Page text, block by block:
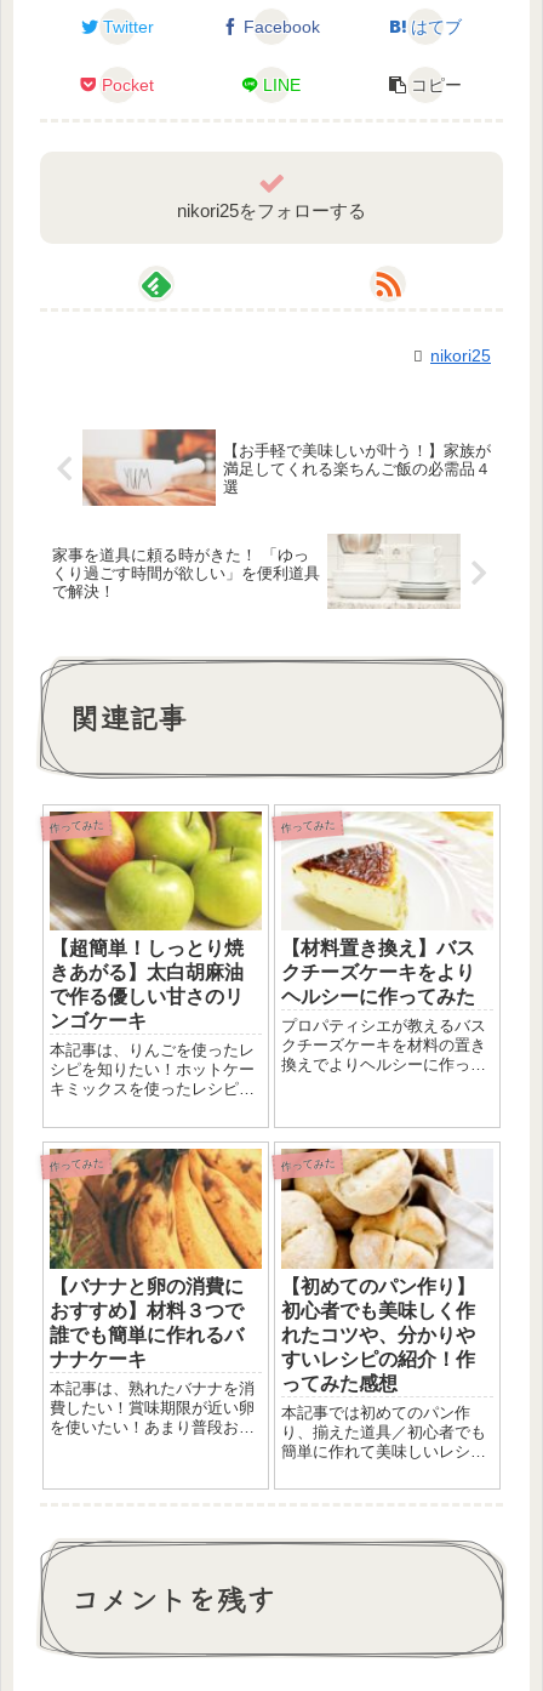
Twitter Facebook はてブ
Pocket LINE コピー
nikori25をフォローする
nikori25
【お手軽で美味しいが叶う！】家族が
満足してくれる楽ちんご飯の必需品４
選
家事を道具に頼る時がきた！ 「ゆっ
くり過ごす時間が欲しい」を便利道具
で解決！
関連記事
作ってみた
【超簡単！しっとり焼
きあがる】太白胡麻油
で作る優しい甘さのリ
ンゴケーキ
本記事は、りんごを使ったレ
シピを知りたい！ホットケー
キミックスを使ったレシピを
ピを知りたい！という方にお
すすめの記事になっていま
す！今回使用した太白胡麻油
の解説もしています。抗酸化
作用のあるオイルを探してい
る方もぜひチェックしてみて
ください！
作ってみた
【材料置き換え】バス
クチーズケーキをより
ヘルシーに作ってみた
プロパティシエが教えるバス
クチーズケーキを材料の置き
換えでよりヘルシーに作って
料の置き換え方のコツを紹介
しています！！
作ってみた
【バナナと卵の消費に
おすすめ】材料３つで
誰でも簡単に作れるバ
ナナケーキ
本記事は、熟れたバナナを消
費したい！賞味期限が近い卵
を使いたい！あまり普段おか
い！という方におすすめな記
作ってみた
【初めてのパン作り】
初心者でも美味しく作
れたコツや、分かりや
すいレシピの紹介！作
ってみた感想
本記事では初めてのパン作
り、揃えた道具／初心者でも
簡単に作れて美味しいレシピ
ポイントを解説しています。
ます。初めてパン作りをして
コメントを残す